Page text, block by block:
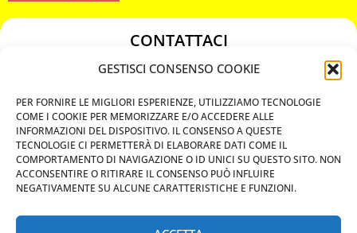
GESTISCI CONSENSO COOKIE
PER FORNIRE LE MIGLIORI ESPERIENZE, UTILIZZIAMO TECNOLOGIE
COME I COOKIE PER MEMORIZZARE E/O ACCEDERE ALLE
INFORMAZIONI DEL DISPOSITIVO. IL CONSENSO A QUESTE
TECNOLOGIE CI PERMETTERÀ DI ELABORARE DATI COME IL
COMPORTAMENTO DI NAVIGAZIONE O ID UNICI SU QUESTO SITO. NON
ACCONSENTIRE O RITIRARE IL CONSENSO PUÒ INFLUIRE
NEGATIVAMENTE SU ALCUNE CARATTERISTICHE E FUNZIONI.
CONTATTACI
349 3863811
chiavicodificate@gmail.com
Privacy Policy
Cookie Policy